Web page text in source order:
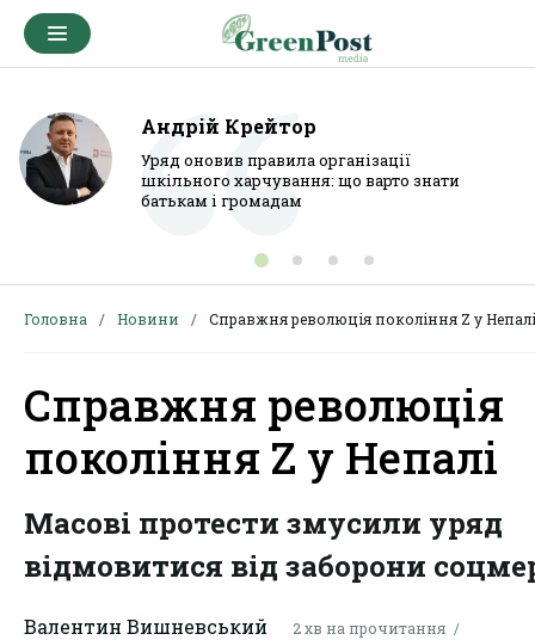
Андрій Крейтор
Уряд оновив правила організації
шкільного харчування: що варто знати
батькам і громадам
Головна Новини Справжня революція покоління Z у Непалі
Справжня революція
покоління Z у Непалі
Масові протести змусили уряд
відмовитися від заборони
Валентин Вишневський 2 хв на прочитання